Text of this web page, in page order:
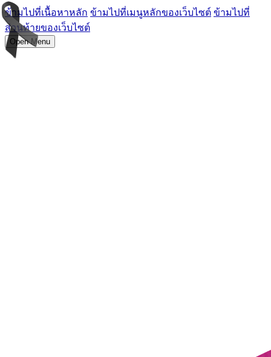
ข้ามไปที่เนื้อหาหลัก ข้ามไปที่เมนูหลักของเว็บไซต์ ข้ามไปที่
ส่วนท้ายของเว็บไซต์
Open Menu